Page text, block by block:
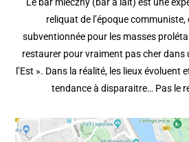
reliquat de l’époque
subventionnée pour les masses
restaurer pour vraiment pas cher dans
l’Est ». Dans la réalité, les lieux évoluent
tendance à disparaitre… Pas le